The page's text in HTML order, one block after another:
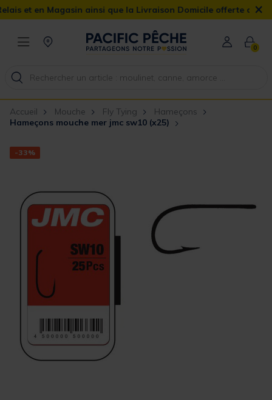
ainsi que la Livraison Domicile offerte dès 90€ ×
0
Accueil Mouche Fly Tying
Hameçons
Hameçons mouche mer jmc sw10 (x25)
-33%